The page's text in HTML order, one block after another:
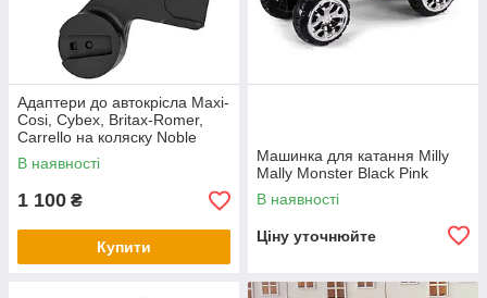
Адаптери до автокрісла Maxi-
Cosi, Cybex, Britax-Romer,
Carrello на коляску Noble
В наявності
1 100 ₴
Купити
Машинка для катання Milly
Mally Monster Black Pink
В наявності
Ціну уточнюйте